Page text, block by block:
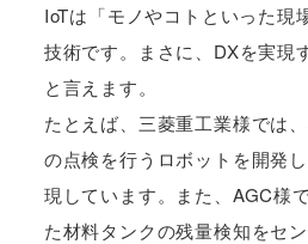
IoTは「モノやコトといった現
技術です。まさに、DXを実現
と言えます。
たとえば、三菱重工業様では
の点検を行うロボットを開発
現しています。また、AGC様
た材料タンクの残量検知をセ